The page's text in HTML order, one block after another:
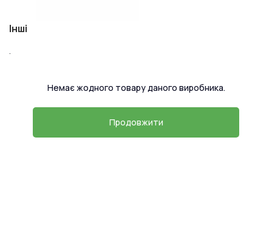
Інші
.
Немає жодного товару даного виробника.
Продовжити